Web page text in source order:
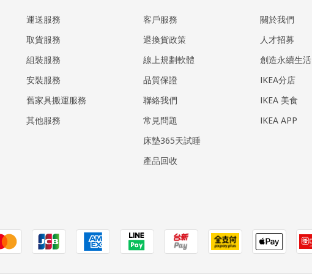
運送服務
取貨服務
組裝服務
安裝服務
​舊家具搬運服務
其他服務
客戶服務
退換貨政策
線上規劃軟體
品質保證
聯絡我們
常見問題
床墊365天試睡
產品回收
關於我們
人才招募
創造永續生活
IKEA分店
IKEA 美食
IKEA APP